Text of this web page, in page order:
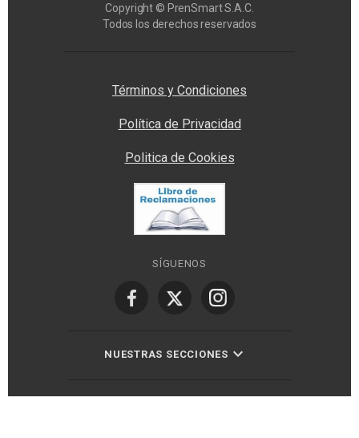
Copyright © PrenSmart S.A.C.
Todos los derechos reservados
Términos y Condiciones
Política de Privacidad
Politica de Cookies
SÍGUENOS
NUESTRAS SECCIONES